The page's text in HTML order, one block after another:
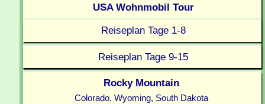
USA Wohnmobil Tour
Reiseplan Tage 1-8
Reiseplan Tage 9-15
Rocky Mountain
Colorado, Wyoming, South Dakota